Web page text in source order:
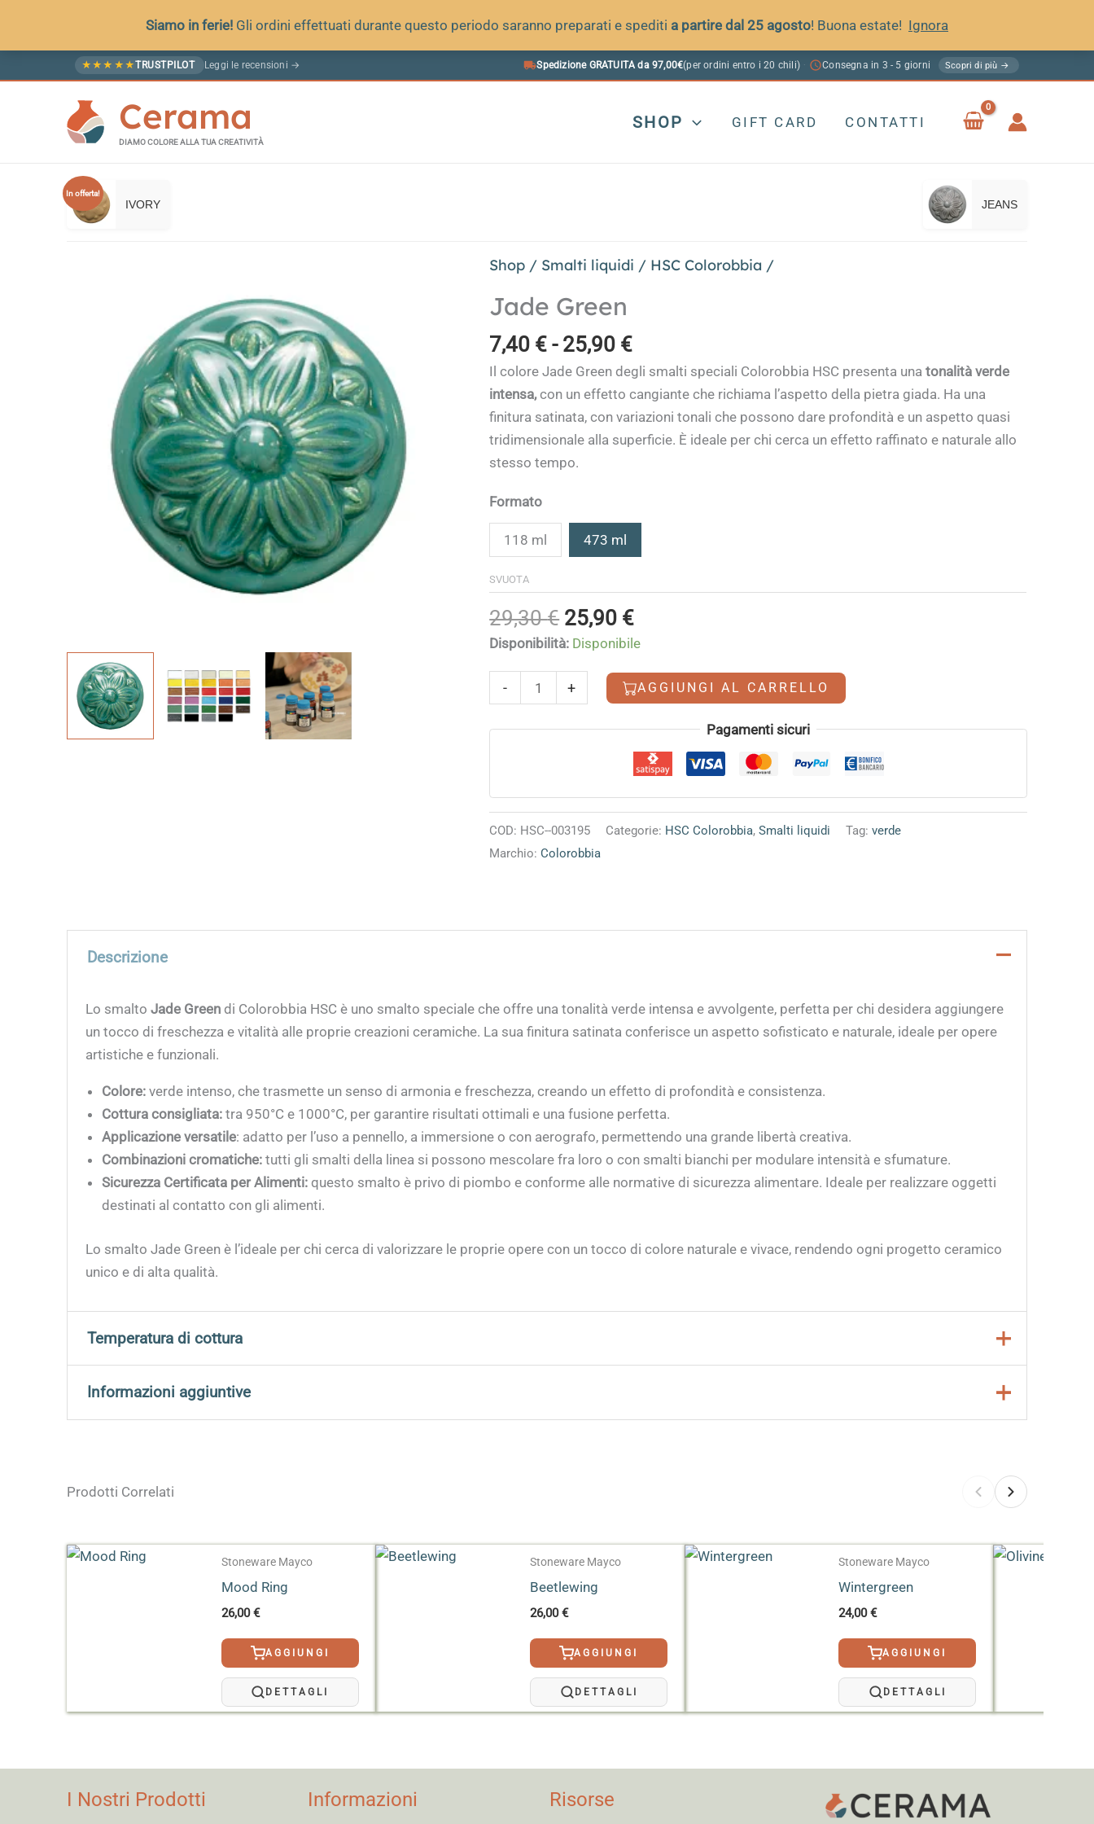
Siamo in ferie! Gli ordini effettuati durante questo periodo saranno preparati e spediti a partire dal 25 agosto! Buona estate! Ignora
al
★ ★ ★ ★ ★TRUSTPILOT Leggi le recensioni → Spedizione GRATUITA da 97,00€(per ordini entro i 20 chili) · Consegna in 3 - 5 giorni Scopri di più →
Cerama
DIAMO COLORE ALLA TUA CREATIVITÀ
SHOP GIFT CARD CONTATTI
In offerta!
IVORY JEANS
Shop / Smalti liquidi / HSC Colorobbia /
Jade Green
7,40 € - 25,90 €Fascia
di
prezzo:
da
7,40 €
Il coloreJade Greendegli smalti speciali Colorobbia HSC presenta unatonalità verde
intensa,con un effetto cangiante che richiama l’aspetto della pietra giada. Ha una
finitura satinata, con variazioni tonali che possono dare profondità e un aspetto quasi
tridimensionale alla superficie. È ideale per chi cerca un effetto raffinato e naturale allo
stesso tempo.
Formato
118 ml 473 ml
SVUOTA
29,30€ Il
prezzo
era:
29,30 €.
25,90 €Il
prezzo
è:
25,90 €.
Disponibilità: Disponibile
-
Green
quantità
+ AGGIUNGI AL CARRELLO
Alternative: Pagamenti sicuri
COD: HSC--003195 Categorie: HSC Colorobbia,Smalti liquidi Tag:verde
Marchio:Colorobbia
Descrizione
Lo smaltoJade Green di Colorobbia HSC è uno smalto speciale che offre una tonalità verde intensa e avvolgente, perfetta per chi desidera aggiungere
un tocco di freschezza e vitalità alle proprie creazioni ceramiche. La sua finitura satinata conferisce un aspetto sofisticato e naturale, ideale per opere
artistiche e funzionali.
Colore: verde intenso, che trasmette un senso di armonia e freschezza, creando un effetto di profondità e consistenza.
Cottura consigliata: tra 950°C e 1000°C, per garantire risultati ottimali e una fusione perfetta.
Applicazione versatile: adatto per l’uso a pennello, a immersione o con aerografo, permettendo una grande libertà creativa.
Combinazioni cromatiche: tutti gli smalti della linea si possono mescolare fra loro o con smalti bianchi per modulare intensità e sfumature.
Sicurezza Certificata per Alimenti:questo smalto è privo di piombo e conforme alle normative di sicurezza alimentare. Ideale per realizzare oggetti
destinati al contatto con gli alimenti.
Lo smalto Jade Green è l’ideale per chi cerca di valorizzare le proprie opere con un tocco di colore naturale e vivace, rendendo ogni progetto ceramico
unico e di alta qualità.
Temperatura di cottura
Si consiglia di cuocere tra 950°C e 1000°C per risultati ottimali e uniformità del colore.
Informazioni aggiuntive
Dimensioni
Speciale
Prodotti Correlati
Stoneware Mayco
Mood Ring
26,00€
AGGIUNGI
DETTAGLI
Stoneware Mayco
Beetlewing
26,00€
AGGIUNGI
DETTAGLI
Stoneware Mayco
Wintergreen
24,00€
AGGIUNGI
DETTAGLI
I Nostri Prodotti Informazioni Risorse